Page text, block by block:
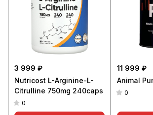
3 999 ₽
Nutricost L-Arginine-L-
Citrulline 750mg 240caps
0
11 999 ₽
Animal
0